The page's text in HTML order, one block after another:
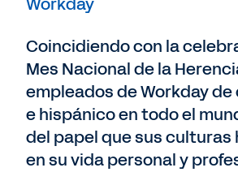
Coincidiendo con la
Mes Nacional de la
empleados de Workday
e hispánico en todo el
del papel que sus culturas
en su vida personal y